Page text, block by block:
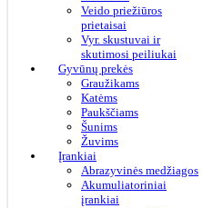
Veido priežiūros
prietaisai
Vyr. skustuvai ir
skutimosi peiliukai
Gyvūnų prekės
Graužikams
Katėms
Paukščiams
Šunims
Žuvims
Įrankiai
Abrazyvinės medžiagos
Akumuliatoriniai
įrankiai